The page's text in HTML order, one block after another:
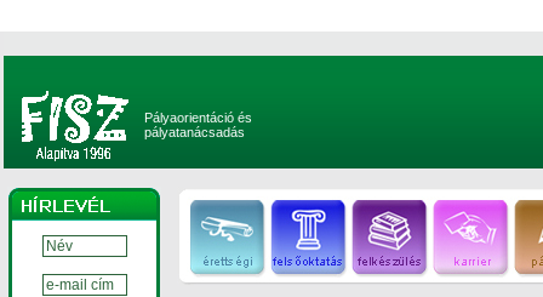
Pályaorientáció és
pályatanácsadás